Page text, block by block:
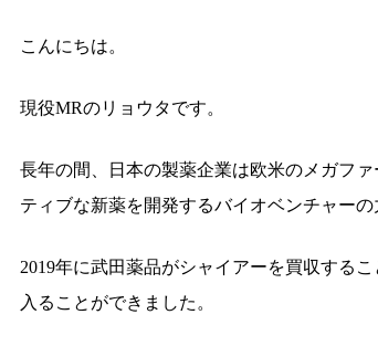
こんにちは。
現役MRのリョウタです。
長年の間、日本の製薬企業は欧米のメガフ
ティブな新薬を開発するバイオベンチャーの
2019年に武田薬品がシャイアーを買収する
入ることができました。